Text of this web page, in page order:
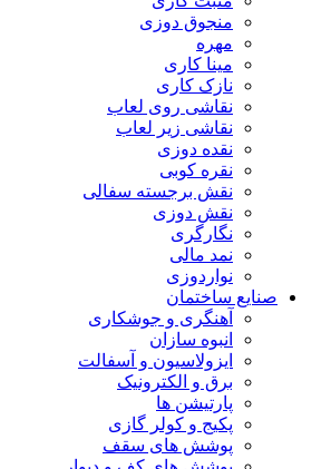
منجوق دوزی
مهره
مینا کاری
نازک کاری
نقاشی روی لعاب
نقاشی زیر لعاب
نقده دوزی
نقره کوبی
نقش برجسته سفالی
نقش دوزی
نگارگری
نمد مالی
نواردوزی
صنایع ساختمان
آهنگری و جوشکاری
انبوه سازان
ایزولاسیون و آسفالت
برق و الکترونیک
پارتیشن ها
پکیج و کولر گازی
پوشش های سقف